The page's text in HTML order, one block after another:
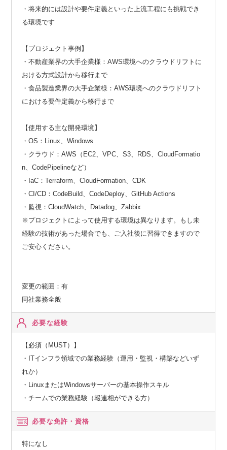
・将来的には設計や要件定義といった上流工程にも挑戦でき
る環境です
【プロジェクト事例】
・不動産業界の大手企業様：AWS環境へのクラウドリフトに
おける方式設計から移行まで
・食品製造業界の大手企業様：AWS環境へのクラウドリフト
における要件定義から移行まで
【使用する主な開発環境】
・OS：Linux、Windows
・クラウド：AWS（EC2、VPC、S3、RDS、CloudFormatio
n、CodePipelineなど）
・IaC：Terraform、CloudFormation、CDK
・CI/CD：CodeBuild、CodeDeploy、GitHub Actions
・監視：CloudWatch、Datadog、Zabbix
※プロジェクトによって使用する環境は異なります。もし未
経験の技術があった場合でも、ご入社後に習得できますので
ご安心ください。
変更の範囲：有
同社業務全般
必要な経験
【必須（MUST）】
・ITインフラ領域での業務経験（運用・監視・構築などいず
れか）
・LinuxまたはWindowsサーバーの基本操作スキル
・チームでの業務経験（報連相ができる方）
必要な免許・資格
特になし